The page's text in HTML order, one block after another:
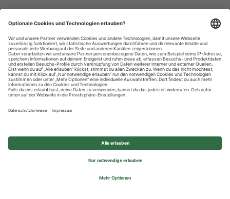
Datenschutzhinweise
Impressum
Privatsphäre-Einstellungen
© 2026 REWE Group - All rights reserved